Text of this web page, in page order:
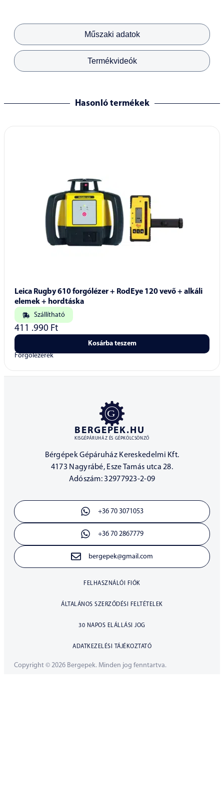
Műszaki adatok
Termékvideók
Hasonló termékek
Leica Rugby 610 forgólézer + RodEye 120 vevő + alkáli
elemek + hordtáska
Szállítható
411 .990 Ft
Kosárba teszem
Forgólézerek
BERGEPEK.HU
KISGÉPÁRUHÁZ ÉS GÉPKÖLCSÖNZŐ
Bérgépek Gépáruház Kereskedelmi Kft.
4173 Nagyrábé, Esze Tamás utca 28.
Adószám: 32977923-2-09
+36 70 3071053
+36 70 2867779
bergepek@gmail.com
FELHASZNÁLÓI FIÓK
ÁLTALÁNOS SZERZŐDÉSI FELTÉTELEK
30 NAPOS ELÁLLÁSI JOG
ADATKEZELÉSI TÁJÉKOZTATÓ
Copyright © 2026 Bergepek. Minden jog fenntartva.